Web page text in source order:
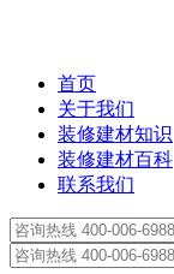
首页
关于我们
装修建材知识
装修建材百科
联系我们